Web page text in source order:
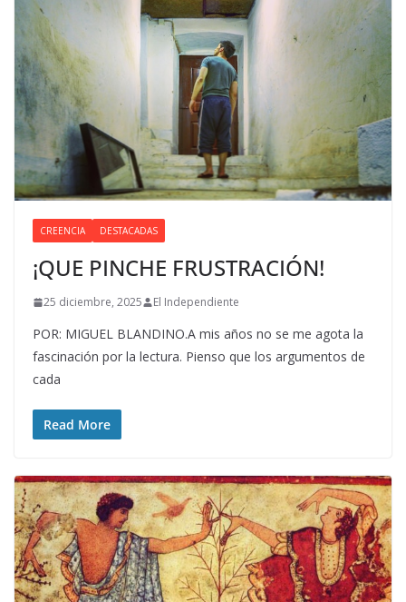
CREENCIA DESTACADAS
¡QUE PINCHE FRUSTRACIÓN!
25 diciembre, 2025 El Independiente
POR: MIGUEL BLANDINO.A mis años no se me agota la
fascinación por la lectura. Pienso que los argumentos de
cada
Read More